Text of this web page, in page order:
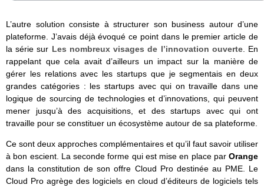
L’autre solution consiste à structurer son business autour d’une
plateforme. J’avais déjà évoqué ce point dans le premier article de
la série sur Les nombreux visages de l’innovation ouverte. En
rappelant que cela avait d’ailleurs un impact sur la manière de
gérer les relations avec les startups que je segmentais en deux
grandes catégories : les startups avec qui on travaille dans une
logique de sourcing de technologies et d’innovations, qui peuvent
mener jusqu’à des acquisitions, et des startups avec qui ont
travaille pour se constituer un écosystème autour de sa plateforme.
Ce sont deux approches complémentaires et qu’il faut savoir utiliser
à bon escient. La seconde forme qui est mise en place par Orange
dans la constitution de son offre Cloud Pro destinée au PME. Le
Cloud Pro agrège des logiciels en cloud d’éditeurs de logiciels tels